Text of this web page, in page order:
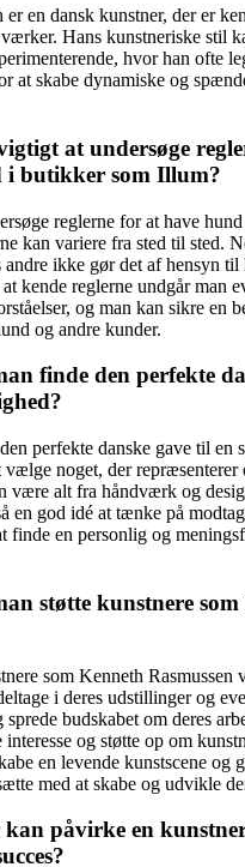
er en dansk kunstner, der er
Hans kunstneriske stil
hvor han ofte
at skabe dynamiske og
at undersøge
i butikker som Illum?
reglerne for at have
kan variere fra sted til sted.
andre ikke gør det af hensyn
kende reglerne undgår man
og man kan sikre en
og andre kunder.
finde den perfekte
perfekte danske gave til en
vælge noget, der repræsenterer
være alt fra håndværk og
en god idé at tænke på
finde en personlig og
støtte kunstnere som
som Kenneth Rasmussen
i deres udstillinger og
sprede budskabet om deres
og støtte op om
en levende kunstscene og
med at skabe og udvikle
påvirke en